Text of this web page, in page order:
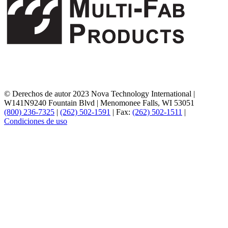
© Derechos de autor 2023 Nova Technology International |
W141N9240 Fountain Blvd | Menomonee Falls, WI 53051
(800) 236-7325 | (262) 502-1591 | Fax: (262) 502-1511 |
Condiciones de uso